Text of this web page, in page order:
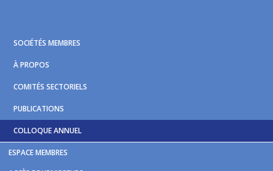
primary
navigation
main
content
footer
ESPACE MEMBRES
SOCIÉTÉS MEMBRES
À PROPOS
COMITÉS SECTORIELS
PUBLICATIONS
COLLOQUE ANNUEL